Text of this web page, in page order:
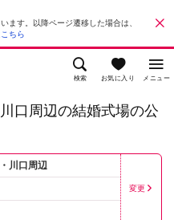
ます。以降ページ遷移した場合は、
ちら
検索 お気に入り メニュー
口周辺の結婚式場の公
川口周辺
変更